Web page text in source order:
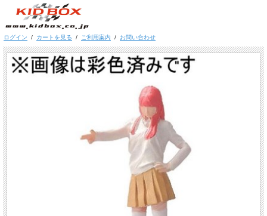
ログイン / カートを見る / ご利用案内 / お問い合わせ